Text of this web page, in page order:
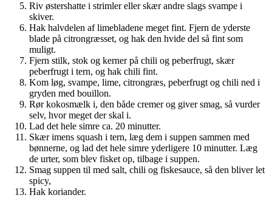
Riv østershatte i strimler eller skær andre slags svampe i
skiver.
Hak halvdelen af limebladene meget fint. Fjern de yderste
blade på citrongræsset, og hak den hvide del så fint som
muligt.
Fjern stilk, stok og kerner på chili og peberfrugt, skær
peberfrugt i tern, og hak chili fint.
Kom løg, svampe, lime, citrongræs, peberfrugt og chili ned i
gryden med bouillon.
Rør kokosmælk i, den både cremer og giver smag, så vurder
selv, hvor meget der skal i.
Lad det hele simre ca. 20 minutter.
Skær imens squash i tern, læg dem i suppen sammen med
bønnerne, og lad det hele simre yderligere 10 minutter. Læg
de urter, som blev fisket op, tilbage i suppen.
Smag suppen til med salt, chili og fiskesauce, så den bliver let
spicy,
Hak koriander.